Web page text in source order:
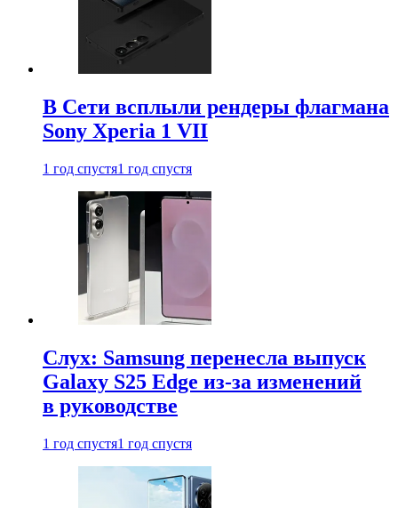
В Сети всплыли рендеры флагмана
Sony Xperia 1 VII
1 год спустя1 год спустя
Слух: Samsung перенесла выпуск
Galaxy S25 Edge из-за изменений
в руководстве
1 год спустя1 год спустя